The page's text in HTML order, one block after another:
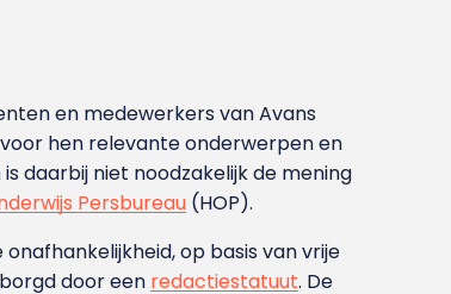
en medewerkers van Avans
hen relevante onderwerpen en
daarbij niet noodzakelijk de mening
Persbureau (HOP).
op basis van vrije
door een redactiestatuut. De